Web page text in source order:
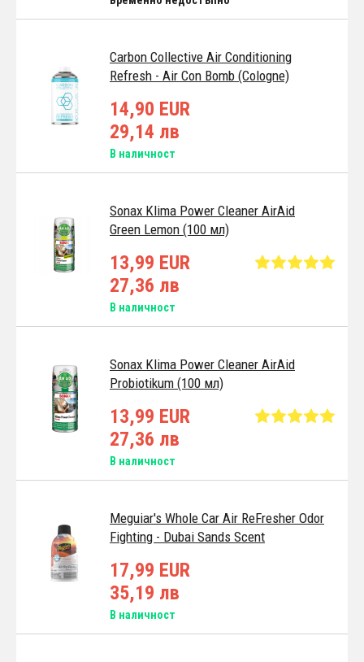
Carbon Collective Air Conditioning
Refresh - Air Con Bomb (Cologne)
14,90 EUR
29,14 лв
В наличност
Sonax Klima Power Cleaner AirAid
Green Lemon (100 мл)
13,99 EUR
27,36 лв
В наличност
Sonax Klima Power Cleaner AirAid
Probiotikum (100 мл)
13,99 EUR
27,36 лв
В наличност
Meguiar's Whole Car Air ReFresher Odor
Fighting - Dubai Sands Scent
17,99 EUR
35,19 лв
В наличност